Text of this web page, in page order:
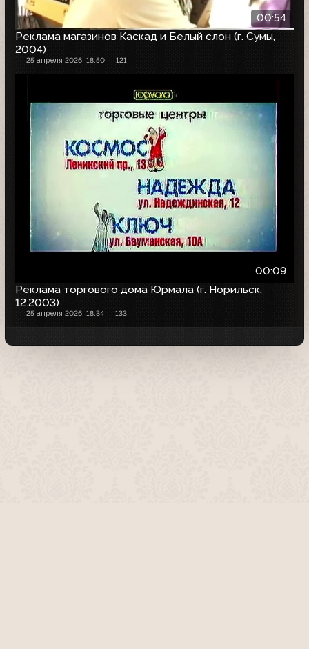
00:54
Реклама магазинов Каскад и Белый слон (г. Сумы,
2004)
25 апреля 2026, 18:50 121
00:09
Реклама торгового дома Юрмала (г. Норильск,
12.2003)
25 апреля 2026, 18:34 133